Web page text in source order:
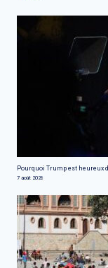
Pourquoi Trump est heureux
7 août 2026